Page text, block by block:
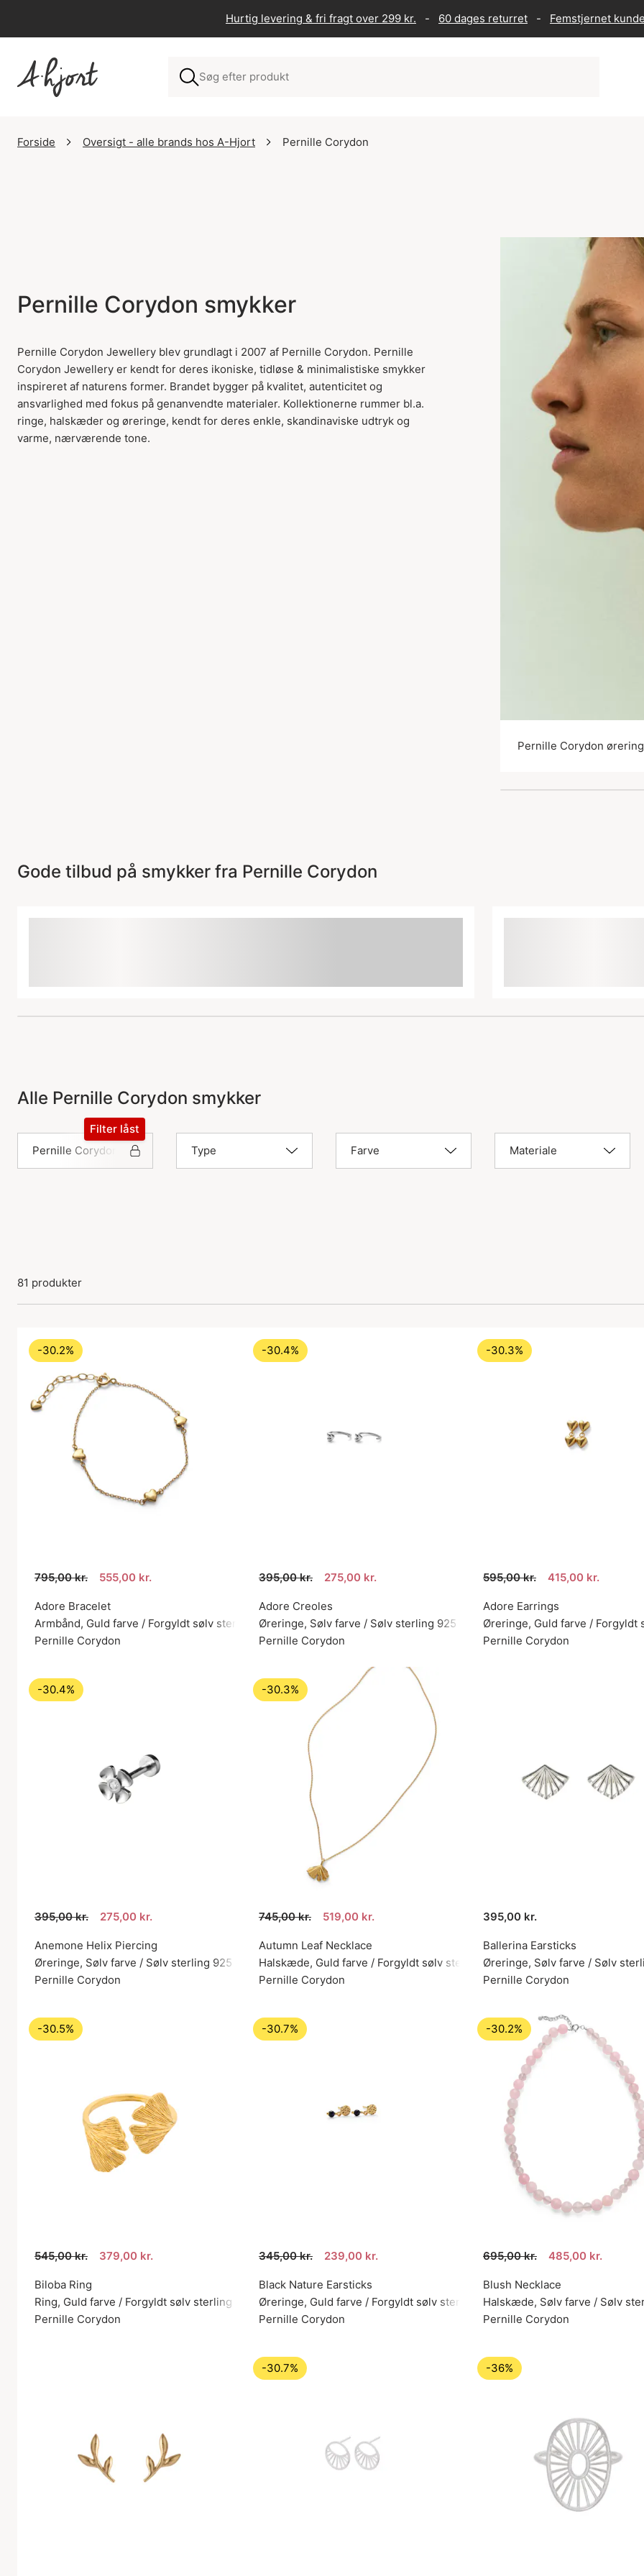
Hurtig levering & fri fragt over 299 kr. - 60 dages returret - Femstjernet
Forside Oversigt - alle brands hos A-Hjort Pernille Corydon
Pernille Corydon smykker
Pernille Corydon Jewellery blev grundlagt i 2007 af Pernille Corydon. Pernille
Corydon Jewellery er kendt for deres ikoniske, tidløse & minimalistiske smykker
inspireret af naturens former. Brandet bygger på kvalitet, autenticitet og
ansvarlighed med fokus på genanvendte materialer. Kollektionerne rummer bl.a.
ringe, halskæder og øreringe, kendt for deres enkle, skandinaviske udtryk og
varme, nærværende tone.
Pernille Corydon
Gode tilbud på smykker fra Pernille Corydon
Alle Pernille Corydon smykker
Pernille Corydon
Filter låst
Type
Farve Materiale
81 produkter
-30.2%
795,00 kr. 555,00 kr.
Adore Bracelet
Armbånd, Guld farve / Forgyldt sølv sterling 925
Pernille Corydon
-30.4%
395,00 kr. 275,00 kr.
Adore Creoles
Øreringe, Sølv farve / Sølv sterling 925
Pernille Corydon
-30.3%
595,00 kr. 415,00 kr.
Adore Earrings
Øreringe, Guld farve / Forgyldt
Pernille Corydon
-30.4%
395,00 kr. 275,00 kr.
Anemone Helix Piercing
Øreringe, Sølv farve / Sølv sterling 925
Pernille Corydon
-30.3%
745,00 kr. 519,00 kr.
Autumn Leaf Necklace
Halskæde, Guld farve / Forgyldt sølv sterling 925
Pernille Corydon
395,00 kr.
Ballerina Earsticks
Øreringe, Sølv farve / Sølv
Pernille Corydon
-30.5%
545,00 kr. 379,00 kr.
Biloba Ring
Ring, Guld farve / Forgyldt sølv sterling 925
Pernille Corydon
-30.7%
345,00 kr. 239,00 kr.
Black Nature Earsticks
Øreringe, Guld farve / Forgyldt sølv sterling 925
Pernille Corydon
-30.2%
695,00 kr. 485,00 kr.
Blush Necklace
Halskæde, Sølv farve / Sølv
Pernille Corydon
-30.7% -36%